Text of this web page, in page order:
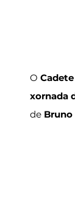
O Cadete
xornada
de Bruno